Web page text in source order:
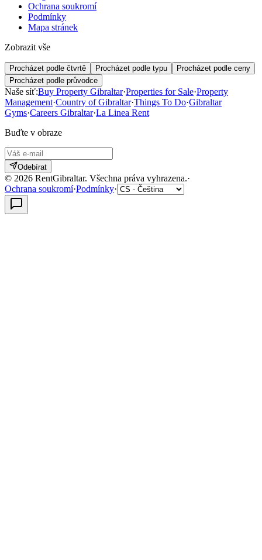
Ochrana soukromí
Podmínky
Mapa stránek
Zobrazit vše
Procházet podle čtvrtě Procházet podle typu
Procházet podle ceny
Procházet podle průvodce
Naše síť:Buy Property Gibraltar·Properties for Sale·Property
Management·Country of Gibraltar·Things To Do·Gibraltar
Gyms·Careers Gibraltar·La Linea Rent
Buďte v obraze
Odebírat
© 2026 RentGibraltar. Všechna práva vyhrazena.·
Ochrana soukromí·Podmínky·